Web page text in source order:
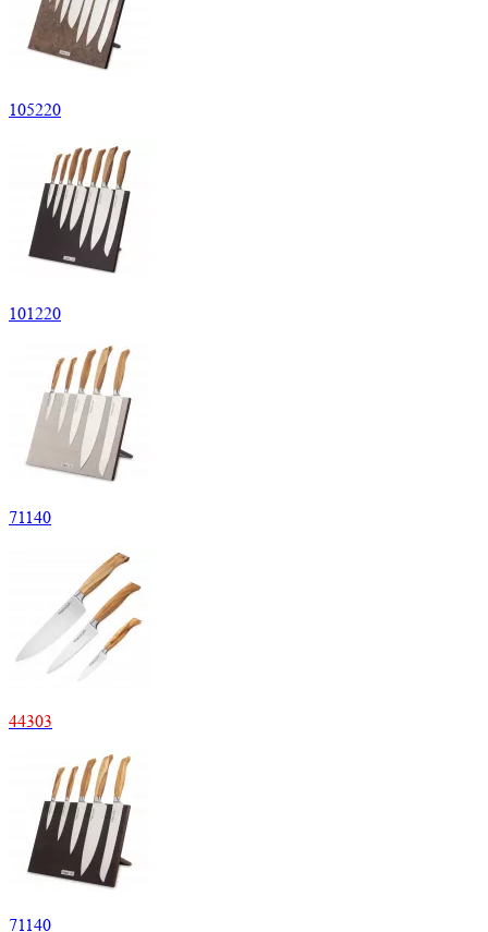
105220
101220
71140
44303
71140